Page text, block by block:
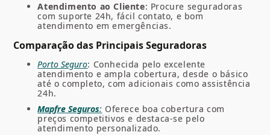
Atendimento ao Cliente: Procure seguradoras
com suporte 24h, fácil contato, e bom
atendimento em emergências.
Comparação das Principais Seguradoras
Porto Seguro: Conhecida pelo excelente
atendimento e ampla cobertura, desde o básico
até o completo, com adicionais como assistência
24h.
Mapfre Seguros: Oferece boa cobertura com
preços competitivos e destaca-se pelo
atendimento personalizado.